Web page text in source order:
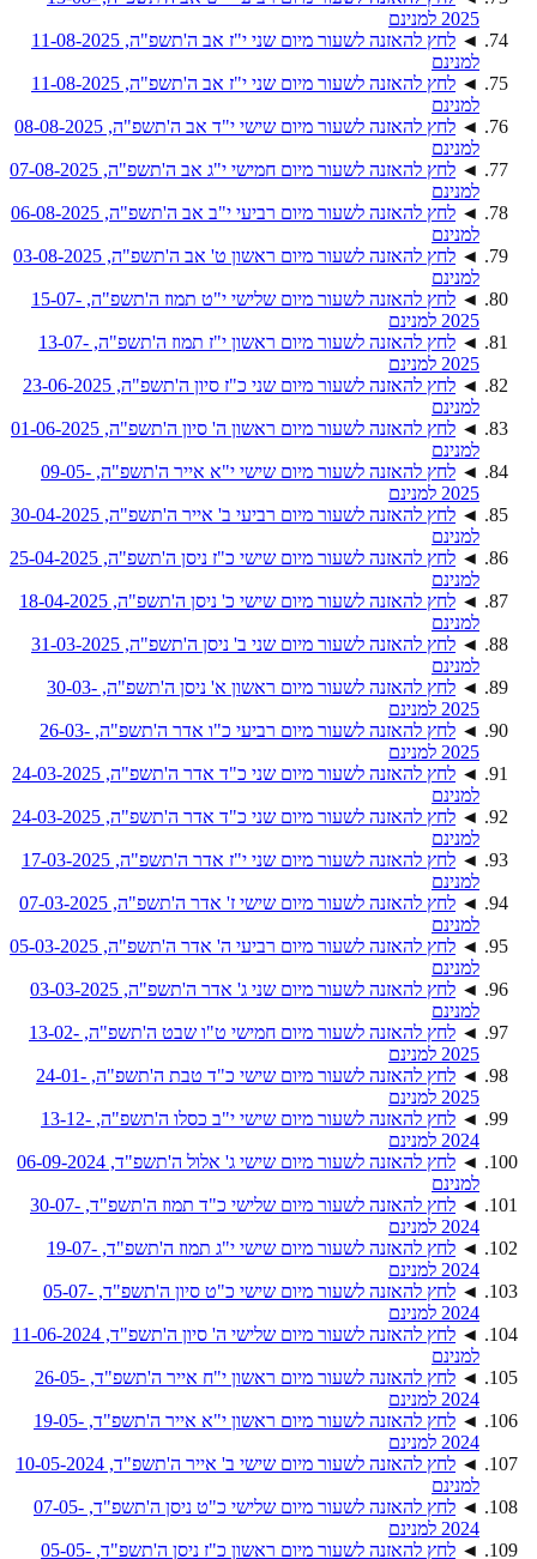
2025 למנינם
◄
לחץ להאזנה לשעור מיום שני י"ז אב ה'תשפ"ה, 11-08-2025
למנינם
◄
לחץ להאזנה לשעור מיום שני י"ז אב ה'תשפ"ה, 11-08-2025
למנינם
◄
לחץ להאזנה לשעור מיום שישי י"ד אב ה'תשפ"ה, 08-08-2025
למנינם
◄
לחץ להאזנה לשעור מיום חמישי י"ג אב ה'תשפ"ה, 07-08-2025
למנינם
◄
לחץ להאזנה לשעור מיום רביעי י"ב אב ה'תשפ"ה, 06-08-2025
למנינם
◄
לחץ להאזנה לשעור מיום ראשון ט' אב ה'תשפ"ה, 03-08-2025
למנינם
◄
לחץ להאזנה לשעור מיום שלישי י"ט תמוז ה'תשפ"ה, 15-07-
2025 למנינם
◄
לחץ להאזנה לשעור מיום ראשון י"ז תמוז ה'תשפ"ה, 13-07-
2025 למנינם
◄
לחץ להאזנה לשעור מיום שני כ"ז סיון ה'תשפ"ה, 23-06-2025
למנינם
◄
לחץ להאזנה לשעור מיום ראשון ה' סיון ה'תשפ"ה, 01-06-2025
למנינם
◄
לחץ להאזנה לשעור מיום שישי י"א אייר ה'תשפ"ה, 09-05-
2025 למנינם
◄
לחץ להאזנה לשעור מיום רביעי ב' אייר ה'תשפ"ה, 30-04-2025
למנינם
◄
לחץ להאזנה לשעור מיום שישי כ"ז ניסן ה'תשפ"ה, 25-04-2025
למנינם
◄
לחץ להאזנה לשעור מיום שישי כ' ניסן ה'תשפ"ה, 18-04-2025
למנינם
◄
לחץ להאזנה לשעור מיום שני ב' ניסן ה'תשפ"ה, 31-03-2025
למנינם
◄
לחץ להאזנה לשעור מיום ראשון א' ניסן ה'תשפ"ה, 30-03-
2025 למנינם
◄
לחץ להאזנה לשעור מיום רביעי כ"ו אדר ה'תשפ"ה, 26-03-
2025 למנינם
◄
לחץ להאזנה לשעור מיום שני כ"ד אדר ה'תשפ"ה, 24-03-2025
למנינם
◄
לחץ להאזנה לשעור מיום שני כ"ד אדר ה'תשפ"ה, 24-03-2025
למנינם
◄
לחץ להאזנה לשעור מיום שני י"ז אדר ה'תשפ"ה, 17-03-2025
למנינם
◄
לחץ להאזנה לשעור מיום שישי ז' אדר ה'תשפ"ה, 07-03-2025
למנינם
◄
לחץ להאזנה לשעור מיום רביעי ה' אדר ה'תשפ"ה, 05-03-2025
למנינם
◄
לחץ להאזנה לשעור מיום שני ג' אדר ה'תשפ"ה, 03-03-2025
למנינם
◄
לחץ להאזנה לשעור מיום חמישי ט"ו שבט ה'תשפ"ה, 13-02-
2025 למנינם
◄
לחץ להאזנה לשעור מיום שישי כ"ד טבת ה'תשפ"ה, 24-01-
2025 למנינם
◄
לחץ להאזנה לשעור מיום שישי י"ב כסלו ה'תשפ"ה, 13-12-
2024 למנינם
◄
לחץ להאזנה לשעור מיום שישי ג' אלול ה'תשפ"ד, 06-09-2024
למנינם
◄
לחץ להאזנה לשעור מיום שלישי כ"ד תמוז ה'תשפ"ד, 30-07-
2024 למנינם
◄
לחץ להאזנה לשעור מיום שישי י"ג תמוז ה'תשפ"ד, 19-07-
2024 למנינם
◄
לחץ להאזנה לשעור מיום שישי כ"ט סיון ה'תשפ"ד, 05-07-
2024 למנינם
◄
לחץ להאזנה לשעור מיום שלישי ה' סיון ה'תשפ"ד, 11-06-2024
למנינם
◄
לחץ להאזנה לשעור מיום ראשון י"ח אייר ה'תשפ"ד, 26-05-
2024 למנינם
◄
לחץ להאזנה לשעור מיום ראשון י"א אייר ה'תשפ"ד, 19-05-
2024 למנינם
◄
לחץ להאזנה לשעור מיום שישי ב' אייר ה'תשפ"ד, 10-05-2024
למנינם
◄
לחץ להאזנה לשעור מיום שלישי כ"ט ניסן ה'תשפ"ד, 07-05-
2024 למנינם
◄
לחץ להאזנה לשעור מיום ראשון כ"ז ניסן ה'תשפ"ד, 05-05-